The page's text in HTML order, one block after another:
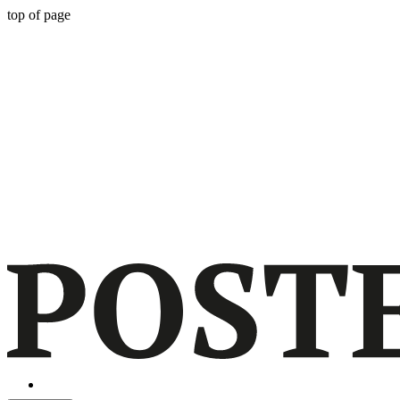
top of page